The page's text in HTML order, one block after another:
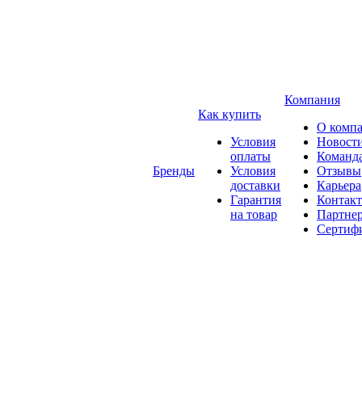
Бренды
Как купить
Условия
оплаты
Условия
доставки
Гарантия
на товар
Компания
О
Отзывы
Карьера